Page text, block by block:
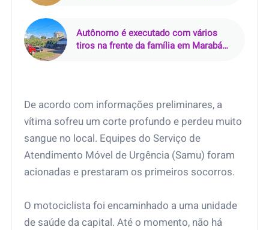
Autônomo é executado com vários
tiros na frente da família em Marabá
De acordo com informações preliminares, a
vítima sofreu um corte profundo e perdeu muito
sangue no local. Equipes do Serviço de
Atendimento Móvel de Urgência (Samu) foram
acionadas e prestaram os primeiros socorros.
O motociclista foi encaminhado a uma unidade
de saúde da capital. Até o momento, não há